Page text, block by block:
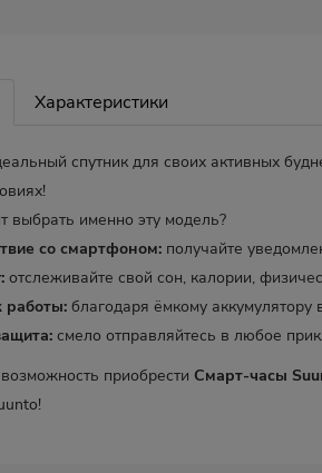
Характеристики
спутник для своих активных
выбрать именно эту модель?
со смартфоном: получайте
отслеживайте свой сон, калории,
работы: благодаря ёмкому
смело отправляйтесь в любое
приобрести Смарт-часы